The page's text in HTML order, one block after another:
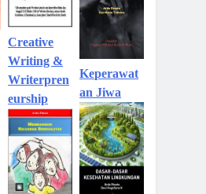
Creative
Writing &
Writerpren
eurship
Keperawat
an Jiwa